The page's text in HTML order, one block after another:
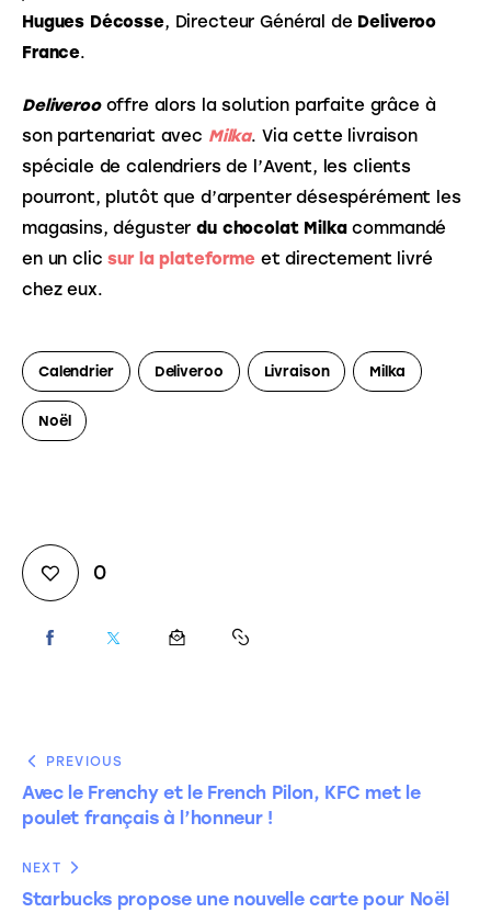
Hugues Décosse, Directeur Général de Deliveroo
France.
Deliveroooffre alors la solution parfaite grâce à
son partenariat avec Milka. Via cette livraison
spéciale de calendriers de l’Avent, les clients
pourront, plutôt que d’arpenter désespérément les
magasins, dégusterdu chocolat Milkacommandé
en un clicsur la plateforme et directement livré
chez eux.
Calendrier Deliveroo Livraison Milka
Noël
0
PREVIOUS
Avec le Frenchy et le French Pilon, KFC met le
poulet français à l’honneur !
NEXT
Starbucks propose une nouvelle carte pour Noël